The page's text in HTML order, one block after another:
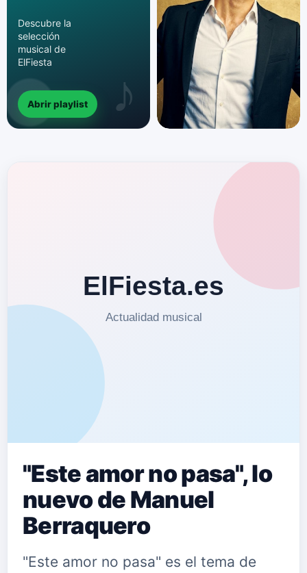
Descubre la
selección
musical de
ElFiesta
Abrir playlist
"Este amor no pasa", lo
nuevo de Manuel
Berraquero
"Este amor no pasa" es el tema de